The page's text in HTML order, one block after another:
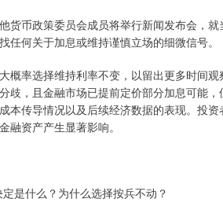
币政策委员会成员将举行新闻发布会，就
何关于加息或维持谨慎立场的细微信号。
率选择维持利率不变，以留出更多时间观
歧，且金融市场已提前定价部分加息可能
本传导情况以及后续经济数据的表现。投
融资产产生显著影响。
什么？为什么选择按兵不动？